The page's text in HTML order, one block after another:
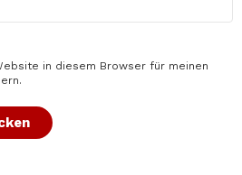
in diesem Browser für meinen